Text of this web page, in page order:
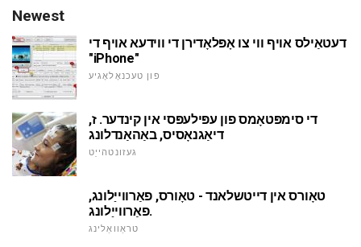
Newest
דעטאַילס אויף ווי צו אָפּלאָדירן די ווידעא אויף די
"iPhone"
פון טעכנאָלאָגיע
די סימפּטאָמס פון עפּילעפּסי אין קינדער. ז,
דיאַגנאָסיס, באַהאַנדלונג
געזונטהייַט
טאָורס אין דייטשלאנד - טאָורס, פאַרווייַלונג,
פאַרווייַלונג.
טראַוואַלינג